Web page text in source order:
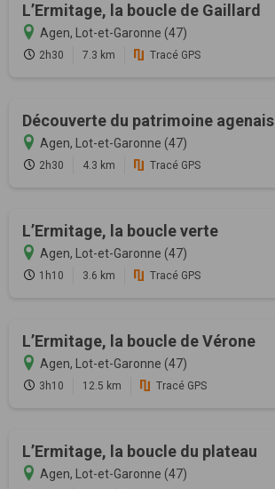
L’Ermitage, la boucle de Gaillard
Agen, Lot-et-Garonne (47)
2h30 7.3 km Tracé GPS
Découverte du patrimoine agenais
Agen, Lot-et-Garonne (47)
2h30 4.3 km Tracé GPS
L’Ermitage, la boucle verte
Agen, Lot-et-Garonne (47)
1h10 3.6 km Tracé GPS
L’Ermitage, la boucle de Vérone
Agen, Lot-et-Garonne (47)
3h10 12.5 km Tracé GPS
L’Ermitage, la boucle du plateau
Agen, Lot-et-Garonne (47)